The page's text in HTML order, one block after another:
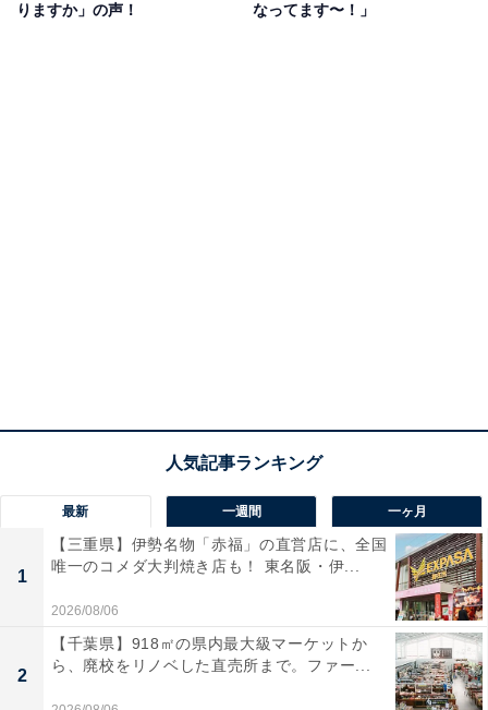
りますか」の声！
なってます〜！」
最新 一週間 一ヶ月
1
【三重県】伊勢名物「赤福」の直営店に、全国
唯一のコメダ大判焼き店も！ 東名阪・伊...
2026/08/06
2
【千葉県】918㎡の県内最大級マーケットか
ら、廃校をリノベした直売所まで。ファー...